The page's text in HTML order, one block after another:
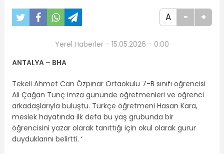
A - +
Yerel Haberler - 15.05.2026 - 0:00
ANTALYA – BHA
Tekeli Ahmet Can Özpınar Ortaokulu 7-B sınıfı öğrencisi
Ali Çağan Tunç imza gününde öğretmenleri ve öğrenci
arkadaşlarıyla buluştu. Türkçe öğretmeni Hasan Kara,
meslek hayatında ilk defa bu yaş grubunda bir
öğrencisini yazar olarak tanıttığı için okul olarak gurur
duyduklarını belirtti. ‘